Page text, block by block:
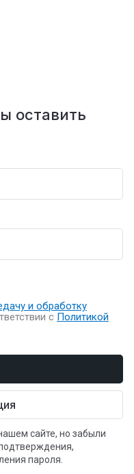
оставить
и обработку
с Политикой
сайте, но забыли
пароля.